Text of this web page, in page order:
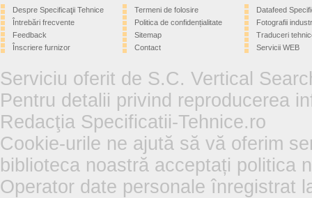
Despre Specificaţii Tehnice
Întrebări frecvente
Feedback
Înscriere furnizor
Termeni de folosire
Politica de confidențialitate
Sitemap
Contact
Datafeed
Fotografii
Traduceri
Servicii WEB
Serviciu oferit de S.C. Vertical
Pentru detalii privind reproducerea
Redacţia Specificatii-Tehnice.ro
Cookie-urile ne ajută să vă oferim
biblioteca noastră acceptați politica
Operator date personale înregistrat